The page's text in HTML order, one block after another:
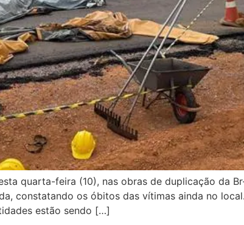
quarta-feira (10), nas obras de duplicação da
constatando os óbitos das vítimas ainda no
estão sendo […]